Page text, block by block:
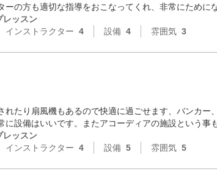
の方も適切な指導をおこなってくれ、非常にためにな
レッスン
インストラクター 4 設備 4 雰囲気 3
たり扇風機もあるので快適に過ごせます、バンカー
設備はいいです。またアコーディアの施設という事
レッスン
インストラクター 4 設備 5 雰囲気 5